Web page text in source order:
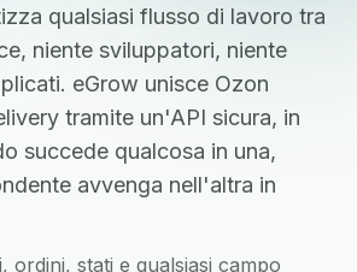
qualsiasi flusso di lavoro tra
niente sviluppatori, niente
eGrow unisce Ozon
tramite un'API sicura, in
succede qualcosa in una,
avvenga nell'altra in
ordini, stati e qualsiasi campo